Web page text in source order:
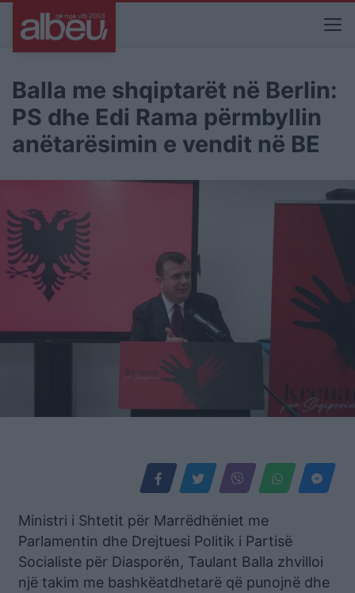
Balla me shqiptarët në Berlin:
PS dhe Edi Rama përmbyllin
anëtarësimin e vendit në BE
Ministri i Shtetit për Marrëdhëniet me
Parlamentin dhe Drejtuesi Politik i Partisë
Socialiste për Diasporën, Taulant Balla zhvilloi
një takim me bashkëatdhetarë që punojnë dhe